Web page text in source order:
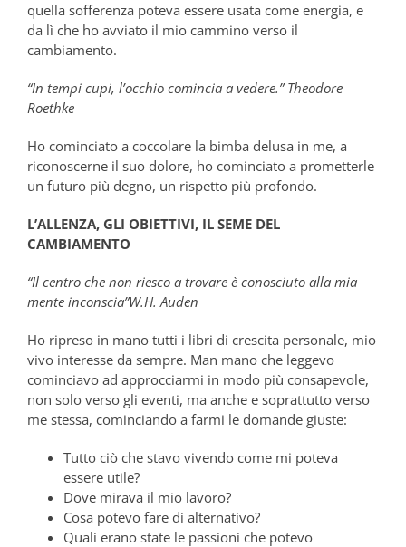
quella sofferenza poteva essere usata come energia, e
da lì che ho avviato il mio cammino verso il
cambiamento.
“In tempi cupi, l’occhio comincia a vedere.” Theodore
Roethke
Ho cominciato a coccolare la bimba delusa in me, a
riconoscerne il suo dolore, ho cominciato a prometterle
un futuro più degno, un rispetto più profondo.
L’ALLENZA, GLI OBIETTIVI, IL SEME DEL
CAMBIAMENTO
“Il centro che non riesco a trovare è conosciuto alla mia
mente inconscia”W.H. Auden
Ho ripreso in mano tutti i libri di crescita personale, mio
vivo interesse da sempre. Man mano che leggevo
cominciavo ad approcciarmi in modo più consapevole,
non solo verso gli eventi, ma anche e soprattutto verso
me stessa, cominciando a farmi le domande giuste:
Tutto ciò che stavo vivendo come mi poteva
essere utile?
Dove mirava il mio lavoro?
Cosa potevo fare di alternativo?
Quali erano state le passioni che potevo